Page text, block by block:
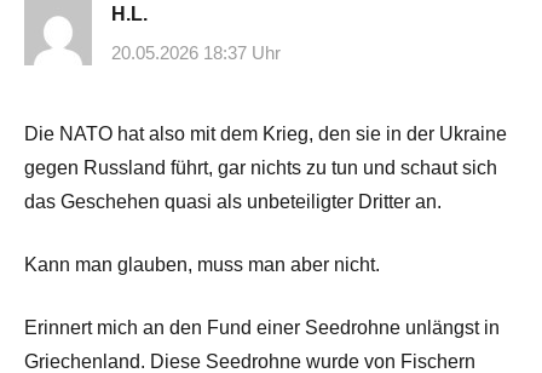
H.L.
20.05.2026 18:37 Uhr
Die NATO hat also mit dem Krieg, den sie in der Ukraine
gegen Russland führt, gar nichts zu tun und schaut sich
das Geschehen quasi als unbeteiligter Dritter an.
Kann man glauben, muss man aber nicht.
Erinnert mich an den Fund einer Seedrohne unlängst in
Griechenland. Diese Seedrohne wurde von Fischern